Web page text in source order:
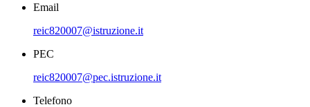
Email
reic820007@istruzione.it
PEC
reic820007@pec.istruzione.it
Telefono